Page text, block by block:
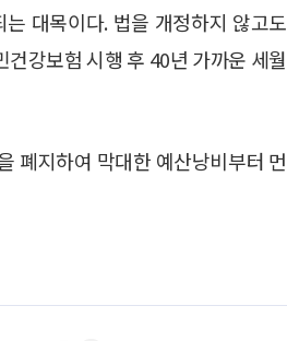
대목이다. 법을 개정하지 않고도
강보험 시행 후 40년 가까운 세월
폐지하여 막대한 예산낭비부터 먼